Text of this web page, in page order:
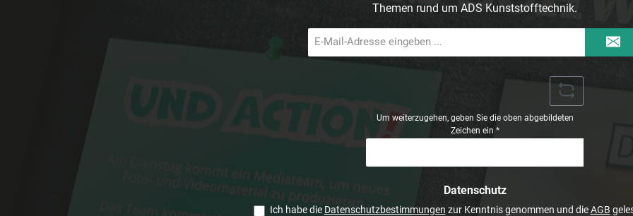
Themen rund um ADS Kunststofftechnik.
Mail-
Adresse
Um weiterzugehen, geben Sie die oben abgebildeten
Zeichen ein *
Datenschutz
Ich habe die Datenschutzbestimmungen zur Kenntnis genommen und dieAGB